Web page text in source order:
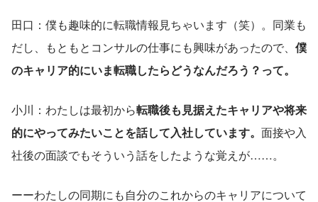
田口：僕も趣味的に転職情報見ちゃいます（笑）。同業も
だし、もともとコンサルの仕事にも興味があったので、 僕
のキャリア的にいま転職したらどうなんだろう？って。
小川：わたしは最初から転職後も見据えたキャリアや将来
的にやってみたいことを話して入社しています。 面接や入
社後の面談でもそういう話をしたような覚えが……。
ーーわたしの同期にも自分のこれからのキャリアについて